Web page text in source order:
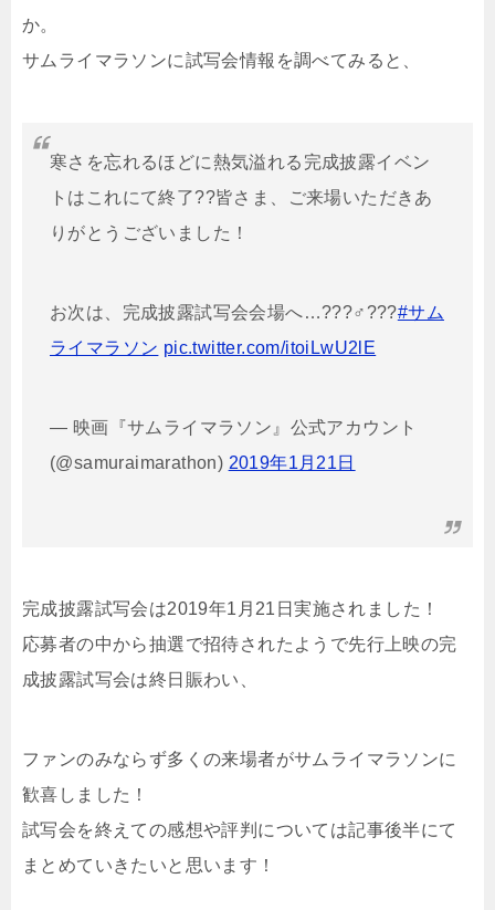
か。
サムライマラソンに試写会情報を調べてみると、
寒さを忘れるほどに熱気溢れる完成披露イベン
トはこれにて終了??皆さま、ご来場いただきあ
りがとうございました！
お次は、完成披露試写会会場へ…???♂???#サム
ライマラソン pic.twitter.com/itoiLwU2lE
— 映画『サムライマラソン』公式アカウント
(@samuraimarathon) 2019年1月21日
完成披露試写会は2019年1月21日実施されました！
応募者の中から抽選で招待されたようで先行上映の完
成披露試写会は終日賑わい、
ファンのみならず多くの来場者がサムライマラソンに
歓喜しました！
試写会を終えての感想や評判については記事後半にて
まとめていきたいと思います！